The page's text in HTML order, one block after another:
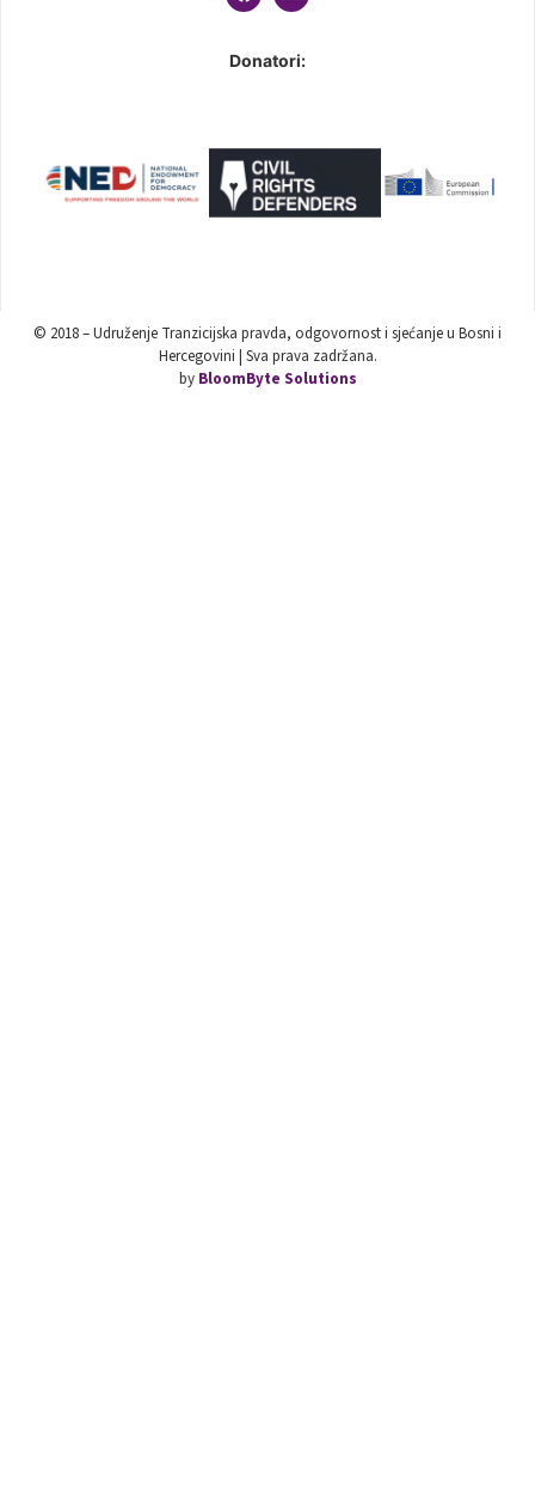
Donatori:
© 2018 – Udruženje Tranzicijska pravda, odgovornost i sjećanje u Bosni i
Hercegovini | Sva prava zadržana.
by BloomByte Solutions